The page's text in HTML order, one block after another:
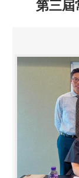
第三